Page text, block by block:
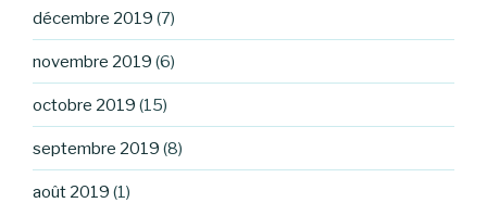
décembre 2019 (7)
novembre 2019 (6)
octobre 2019 (15)
septembre 2019 (8)
août 2019 (1)